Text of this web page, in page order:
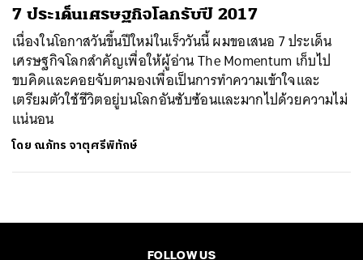
7 ประเด็นเศรษฐกิจโลกรับปี 2017
เนื่องในโอกาสวันขึ้นปีใหม่ในเร็ววันนี้ ผมขอเสนอ 7 ประเด็น
เศรษฐกิจโลกสำคัญเพื่อให้ผู้อ่าน The Momentum เก็บไป
ขบคิดและคอยจับตามองเพื่อเป็นการทำความเข้าใจและ
เตรียมตัวใช้ชีวิตอยู่บนโลกอันซับซ้อนและมากไปด้วยความไม่
แน่นอน
โดย ณภัทร จาตุศรีพิทักษ์
FOLLOW US